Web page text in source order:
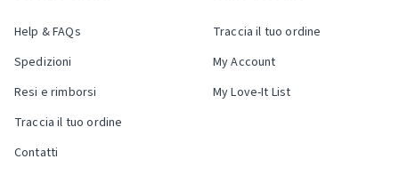
Help & FAQs
Spedizioni
Resi e rimborsi
Traccia il tuo ordine
Contatti
Traccia il tuo ordine
My Account
My Love-It List